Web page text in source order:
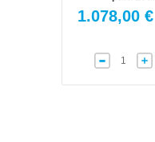
1.078,00 €